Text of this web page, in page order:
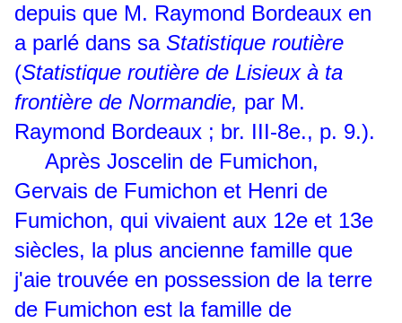
depuis que M. Raymond Bordeaux en
a parlé dans sa Statistique routière
(Statistique routière de Lisieux à ta
frontière de Normandie, par M.
Raymond Bordeaux ; br. III-8e., p. 9.).
Après Joscelin de Fumichon,
Gervais de Fumichon et Henri de
Fumichon, qui vivaient aux 12e et 13e
siècles, la plus ancienne famille que
j'aie trouvée en possession de la terre
de Fumichon est la famille de